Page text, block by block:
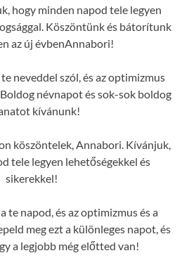
hogy minden napod tele legyen
Köszöntünk és bátorítunk
az új évbenAnnabori!
neveddel szól, és az optimizmus
névnapot és sok-sok boldog
kívánunk!
köszöntelek, Annabori. Kívánjuk,
tele legyen lehetőségekkel és
sikerekkel!
te napod, és az optimizmus és a
meg ezt a különleges napot, és
a legjobb még előtted van!